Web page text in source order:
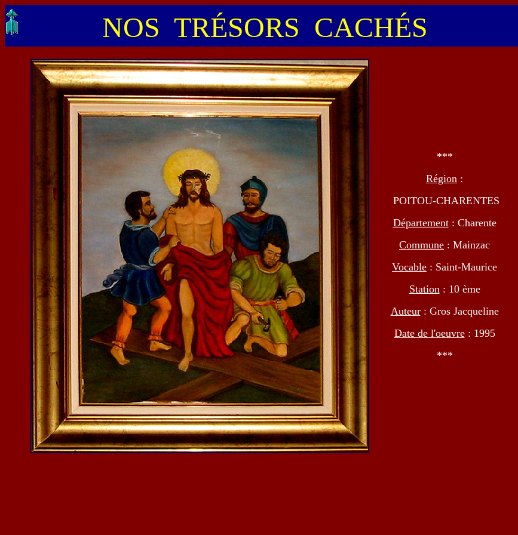
NOS TRÉSORS CACHÉS
***
Région :
POITOU-CHARENTES
Département: Charente
Commune : Mainzac
Vocable : Saint-Maurice
Station: 10 ème
Auteur: Gros Jacqueline
Date de l'oeuvre: 1995
***